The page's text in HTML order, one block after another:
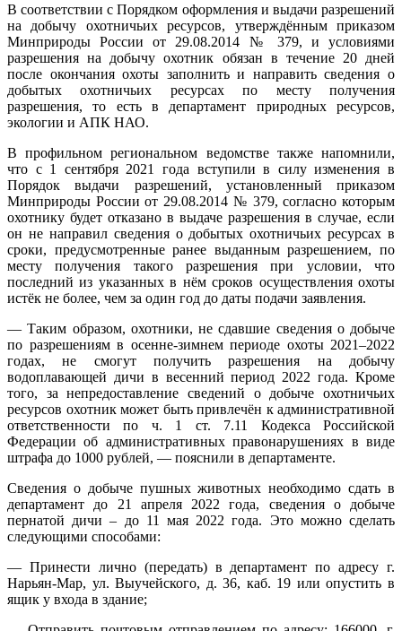
В соответствии с Порядком оформления и выдачи разрешений
на добычу охотничьих ресурсов, утверждённым приказом
Минприроды России от 29.08.2014 № 379, и условиями
разрешения на добычу охотник обязан в течение 20 дней
после окончания охоты заполнить и направить сведения о
добытых охотничьих ресурсах по месту получения
разрешения, то есть в департамент природных ресурсов,
экологии и АПК НАО.
В профильном региональном ведомстве также напомнили,
что с 1 сентября 2021 года вступили в силу изменения в
Порядок выдачи разрешений, установленный приказом
Минприроды России от 29.08.2014 № 379, согласно которым
охотнику будет отказано в выдаче разрешения в случае, если
он не направил сведения о добытых охотничьих ресурсах в
сроки, предусмотренные ранее выданным разрешением, по
месту получения такого разрешения при условии, что
последний из указанных в нём сроков осуществления охоты
истёк не более, чем за один год до даты подачи заявления.
— Таким образом, охотники, не сдавшие сведения о добыче
по разрешениям в осенне-зимнем периоде охоты 2021–2022
годах, не смогут получить разрешения на добычу
водоплавающей дичи в весенний период 2022 года. Кроме
того, за непредоставление сведений о добыче охотничьих
ресурсов охотник может быть привлечён к административной
ответственности по ч. 1 ст. 7.11 Кодекса Российской
Федерации об административных правонарушениях в виде
штрафа до 1000 рублей, — пояснили в департаменте.
Сведения о добыче пушных животных необходимо сдать в
департамент до 21 апреля 2022 года, сведения о добыче
пернатой дичи – до 11 мая 2022 года. Это можно сделать
следующими способами:
— Принести лично (передать) в департамент по адресу г.
Нарьян-Мар, ул. Выучейского, д. 36, каб. 19 или опустить в
ящик у входа в здание;